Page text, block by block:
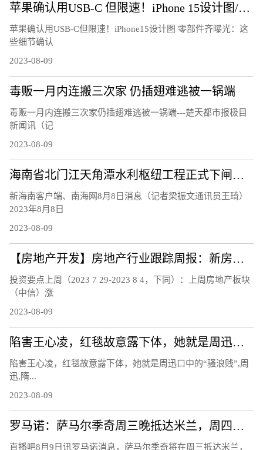
苹果确认用USB-C 但限速！iPhone 15设计图/零部件齐曝光：这些细节确认
苹果确认用USB-C但限速！iPhone15设计图 零部件齐曝光：这
些细节确认
2023-08-09
毒贩一月内连搬三次家 仍插翅难逃被一锅端
毒贩一月内连搬三次家仍插翅难逃被一锅端---楚天都市报极目
新闻讯（记
2023-08-09
海南省北门江天角潭水利枢纽工程正式下闸蓄水
新海南客户端、南海网8月8日消息（记者梁振文通讯员王琦）
2023年8月8日
2023-08-09
【房地产开发】房地产行业跟踪周报：新房二手房销售持续下行，南京郑州等地发布楼市新政
投资要点上周（2023 7 29-2023 8 4，下同）：上周房地产板块
（中信）涨
2023-08-09
陷害王心凌，红毯故意露下体，她就是周迅口中的“骚浪贱”
陷害王心凌，红毯故意露下体，她就是周迅口中的“骚浪贱”,周
迅,隋...
2023-08-09
罗马诺：萨马尔季奇周三晚抵达米兰，周四上午接受国米体检
直播吧8月9日讯罗马诺消息，萨马尔季奇将在周三抵达米兰，